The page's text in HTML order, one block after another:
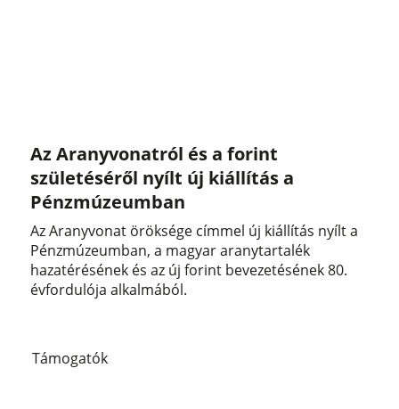
Az Aranyvonatról és a forint
születéséről nyílt új kiállítás a
Pénzmúzeumban
Az Aranyvonat öröksége címmel új kiállítás nyílt a
Pénzmúzeumban, a magyar aranytartalék
hazatérésének és az új forint bevezetésének 80.
évfordulója alkalmából.
Támogatók